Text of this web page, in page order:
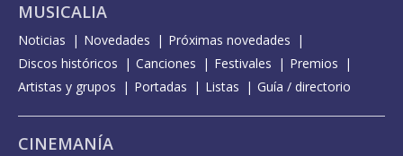
MUSICALIA
Noticias Novedades
Próximas novedades
Discos históricos
Canciones Festivales
Premios
Artistas y grupos
Portadas Listas Guía / directorio
CINEMANÍA